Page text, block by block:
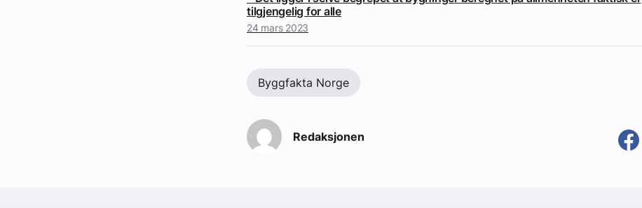
tilgjengelig for alle
24 mars 2023
Byggfakta Norge
Redaksjonen